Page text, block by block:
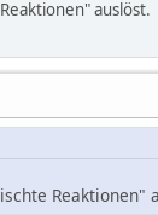
auslöst.
Reaktionen"